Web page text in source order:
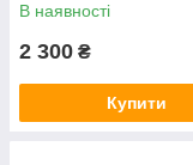
В наявності
2 300 ₴
Купити